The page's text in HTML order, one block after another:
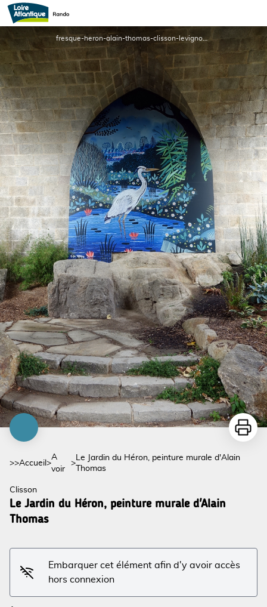
Le Jardin du Héron, peinture murale d'Alain Thomas
fresque-heron-alain-thomas-clisson-levignobledenantes-tourisme - OTVN
>>Accueil >
A
voir
>
Le Jardin du Héron, peinture murale d'Alain
Thomas
Clisson
Le Jardin du Héron, peinture murale d'Alain
Thomas
Embarquer cet élément afin d'y avoir accès
hors connexion